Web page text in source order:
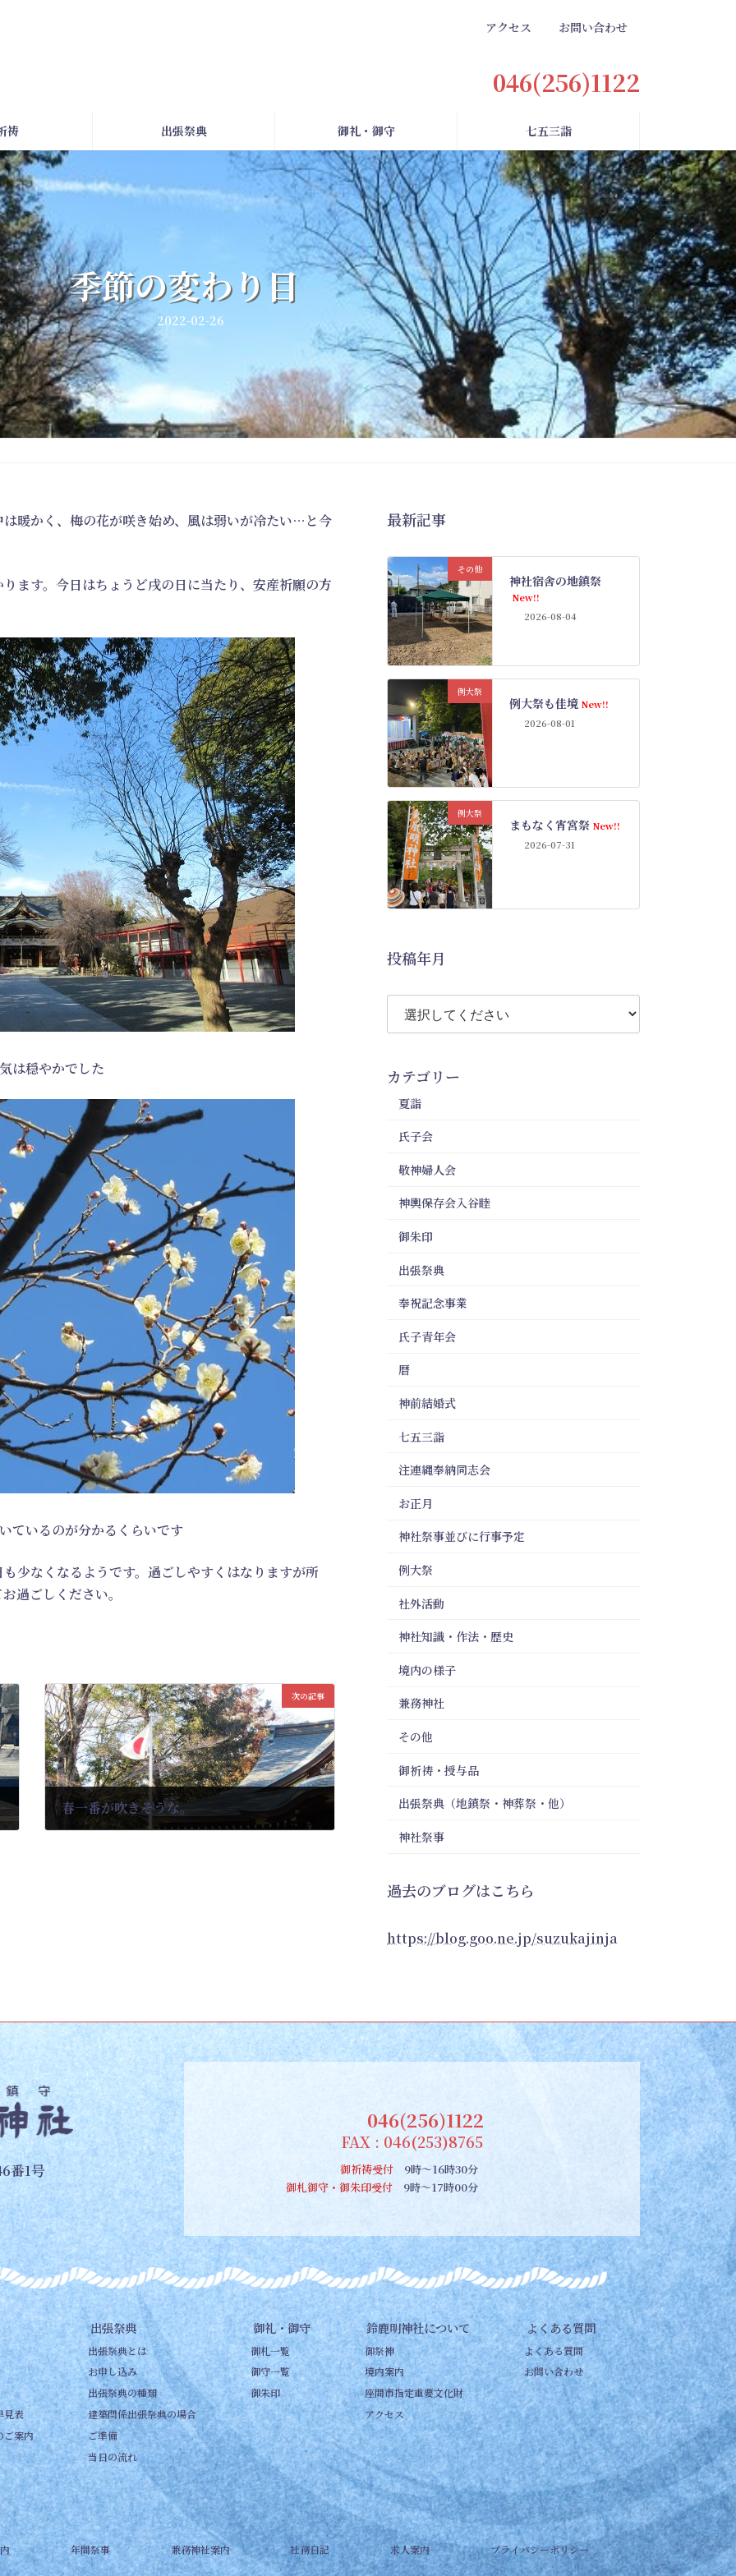
アクセス お問い合わせ
046(256)1122
祷 出張祭典 御礼・御守 七五三詣
季節の変わり目
2022-02-26
暖かく、梅の花が咲き始め、風は弱いが冷たい…と今
ます。今日はちょうど戌の日に当たり、安産祈願の方
は穏やかでした
ているのが分かるくらいです
少なくなるようです。過ごしやすくはなりますが所
過ごしください。
次の記事
春一番が吹きそうな。
最新記事
その他
神社宿舎の地鎮祭
New!!
2026-08-04
例大祭
例大祭も佳境 New!!
2026-08-01
例大祭
まもなく宵宮祭 New!!
2026-07-31
投稿年月
カテゴリー
夏詣
氏子会
敬神婦人会
神輿保存会入谷睦
御朱印
出張祭典
奉祝記念事業
氏子青年会
暦
神前結婚式
七五三詣
注連縄奉納同志会
お正月
神社祭事並びに行事予定
例大祭
社外活動
神社知識・作法・歴史
境内の様子
兼務神社
その他
御祈祷・授与品
出張祭典（地鎮祭・神葬祭・他）
神社祭事
過去のブログはこちら
https://blog.goo.ne.jp/suzukajinja
番1号
046(256)1122
FAX : 046(253)8765
御祈祷受付 9時～16時30分
御札御守・御朱印受付 9時～17時00分
見表
ご案内
出張祭典
出張祭典とは
お申し込み
出張祭典の種類
建築関係出張祭典の場合
ご準備
当日の流れ
御礼・御守
御札一覧
御守一覧
御朱印
鈴鹿明神社について
御祭神
境内案内
座間市指定重要文化財
アクセス
よくある質問
よくある質問
お問い合わせ
年間祭事 兼務神社案内 社務日記 求人案内 プライバシーポリシー